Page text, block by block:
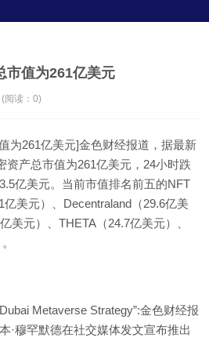
市值为261亿美元
(阅读：0)
为261亿美元]金色财经报道，据最新
资产总市值为261亿美元，24小时跌
亿美元。当前市值排名前五的NFT
美元）、Decentraland（29.6亿美
美元）、THETA（24.7亿美元）、
Metaverse Strategy”:金色财经报
·穆罕默德在社交媒体发文宣布推出